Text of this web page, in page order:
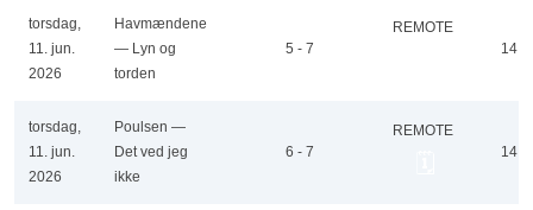
torsdag,
11. jun.
2026
Havmændene
— Lyn og
torden
5 - 7
REMOTE
14
torsdag,
11. jun.
2026
Poulsen —
Det ved jeg
ikke
6 - 7
REMOTE
14